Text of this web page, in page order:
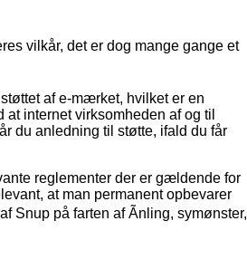
vilkår, det er dog mange gange et
af e-mærket, hvilket er en
internet virksomheden af og til
du anledning til støtte, ifald du får
reglementer der er gældende for
at man permanent opbevarer
Snup på farten af Ãnling, symønster,